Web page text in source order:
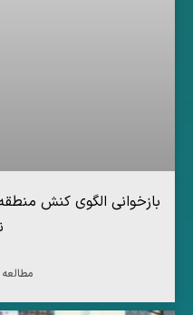
بازخوانی الگوی کنش